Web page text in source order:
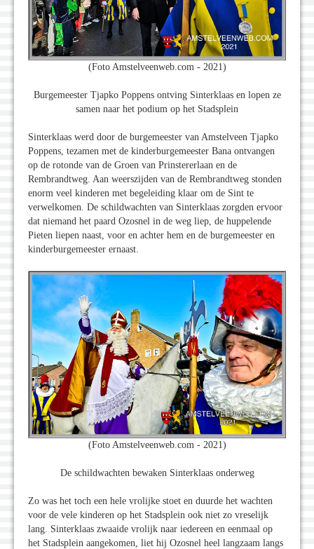
(Foto Amstelveenweb.com - 2021)
Burgemeester Tjapko Poppens ontving Sinterklaas en lopen ze
samen naar het podium op het Stadsplein
Sinterklaas werd door de burgemeester van Amstelveen Tjapko
Poppens, tezamen met de kinderburgemeester Bana ontvangen
op de rotonde van de Groen van Prinstererlaan en de
Rembrandtweg. Aan weerszijden van de Rembrandtweg stonden
enorm veel kinderen met begeleiding klaar om de Sint te
verwelkomen. De schildwachten van Sinterklaas zorgden ervoor
dat niemand het paard Ozosnel in de weg liep, de huppelende
Pieten liepen naast, voor en achter hem en de burgemeester en
kinderburgemeester ernaast.
(Foto Amstelveenweb.com - 2021)
De schildwachten bewaken Sinterklaas onderweg
Zo was het toch een hele vrolijke stoet en duurde het wachten
voor de vele kinderen op het Stadsplein ook niet zo vreselijk
lang. Sinterklaas zwaaide vrolijk naar iedereen en eenmaal op
het Stadsplein aangekomen, liet hij Ozosnel heel langzaam langs